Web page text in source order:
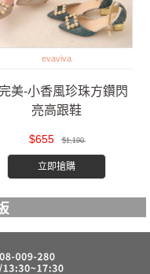
evaviva
美-小香風珍珠方鑽閃
亮高跟鞋
$655 $1,190
立即搶購